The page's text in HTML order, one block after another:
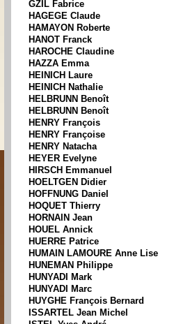
GZIL Fabrice
HAGEGE Claude
HAMAYON Roberte
HANOT Franck
HAROCHE Claudine
HAZZA Emma
HEINICH Laure
HEINICH Nathalie
HELBRUNN Benoît
HELBRUNN Benoît
HENRY François
HENRY Françoise
HENRY Natacha
HEYER Evelyne
HIRSCH Emmanuel
HOELTGEN Didier
HOFFNUNG Daniel
HOQUET Thierry
HORNAIN Jean
HOUEL Annick
HUERRE Patrice
HUMAIN LAMOURE Anne Lise
HUNEMAN Philippe
HUNYADI Mark
HUNYADI Marc
HUYGHE François Bernard
ISSARTEL Jean Michel